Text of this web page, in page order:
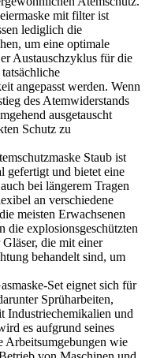
mit filter ist
lediglich die
um eine optimale
Austauschzyklus für die
angepasst werden. Wenn
des Atemwiderstands
ausgetauscht
Schutz zu
Staub ist
gefertigt und bietet eine
bei längerem Tragen
an verschiedene
meisten Erwachsenen
die explosionsgeschützten
die mit einer
behandelt sind, um
Set eignet sich für
Sprüharbeiten,
Industriechemikalien und
es aufgrund seines
Arbeitsumgebungen wie